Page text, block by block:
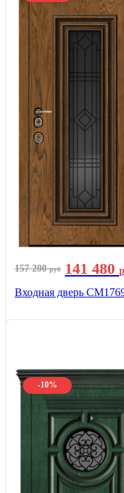
157 200руб 141 480
Входная дверь
-10%